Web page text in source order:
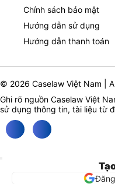
Chính sách bảo mật
Hướng dẫn sử dụng
Hướng dẫn thanh toán
© 2026 Caselaw Việt Nam |
Ghi rõ nguồn Caselaw Việt
sử dụng thông tin, tài liệu từ